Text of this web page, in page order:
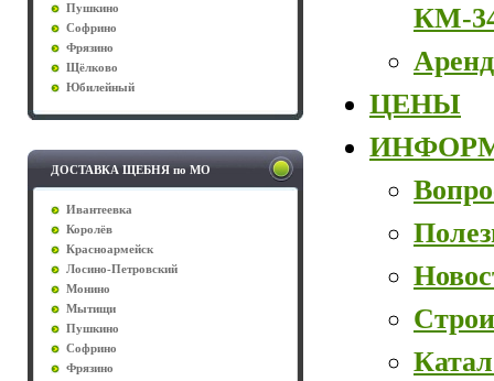
Пушкино
Софрино
Фрязино
Щёлково
Юбилейный
ДОСТАВКА ЩЕБНЯ по МО
Ивантеевка
Королёв
Красноармейск
Лосино-Петровский
Монино
Мытищи
Пушкино
Софрино
Фрязино
КМ-
ЦЕНЫ